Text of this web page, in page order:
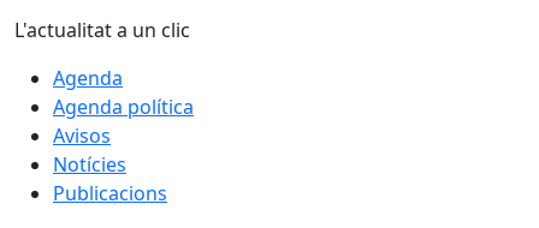
L'actualitat a un clic
Agenda
Agenda política
Avisos
Notícies
Publicacions